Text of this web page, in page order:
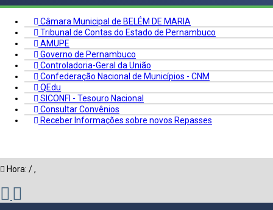
Câmara Municipal de BELÉM DE MARIA
Tribunal de Contas do Estado de Pernambuco
AMUPE
Governo de Pernambuco
Controladoria-Geral da União
Confederação Nacional de Municípios - CNM
QEdu
SICONFI - Tesouro Nacional
Consultar Convênios
Receber Informações sobre novos Repasses
Hora: /,